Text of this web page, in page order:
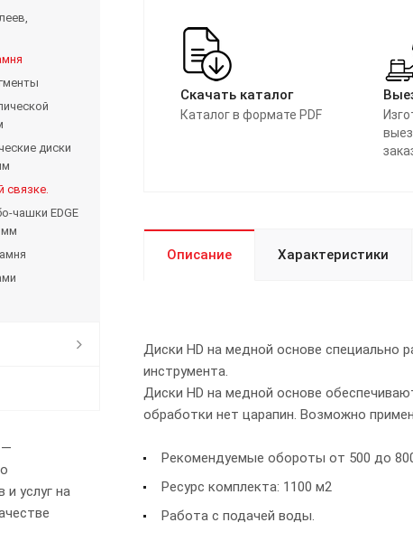
Скачать каталог
Каталог в формате PDF
Описание Характеристики
Диски HD на медной основе специально
инструмента.
Диски HD на медной основе
обработки нет царапин. Возможно
Рекомендуемые обороты от 500 до
Ресурс комплекта: 1100 м2
Работа с подачей воды.
диски
связке.
чашки EDGE
мм
—
и услуг на